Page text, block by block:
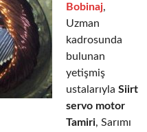
Bobinaj,
Uzman
kadrosunda
bulunan
yetişmiş
ustalarıyla Siirt
servo motor
Tamiri, Sarımı